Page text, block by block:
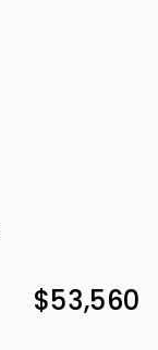
$53,560